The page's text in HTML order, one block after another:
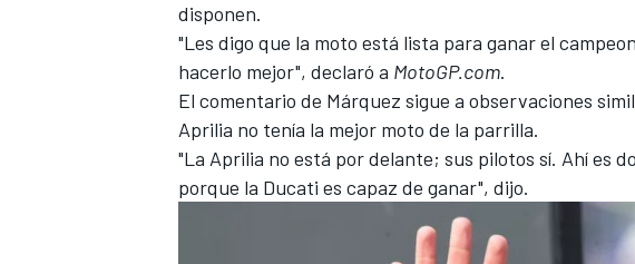
disponen.
"Les digo que la moto está lista para ganar el
hacerlo mejor", declaró a MotoGP.com.
El comentario de Márquez sigue a observaciones
Aprilia no tenía la mejor moto de la parrilla.
"La Aprilia no está por delante; sus pilotos sí. Ahí es
porque la Ducati es capaz de ganar", dijo.